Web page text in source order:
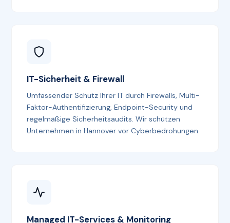
IT-Sicherheit & Firewall
Umfassender Schutz Ihrer IT durch Firewalls, Multi-
Faktor-Authentifizierung, Endpoint-Security und
regelmäßige Sicherheitsaudits. Wir schützen
Unternehmen in Hannover vor Cyberbedrohungen.
Managed IT-Services & Monitoring